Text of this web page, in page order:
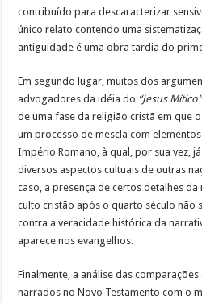
contribuído para descaracterizar
único relato contendo uma
antigüidade é uma obra tardia do
Em segundo lugar, muitos dos
advogadores da idéia do “Jesus
de uma fase da religião cristã em que
um processo de mescla com
Império Romano, à qual, por sua vez,
diversos aspectos cultuais de outras
caso, a presença de certos detalhes
culto cristão após o quarto século não
contra a veracidade histórica da
aparece nos evangelhos.
Finalmente, a análise das
narrados no Novo Testamento com o